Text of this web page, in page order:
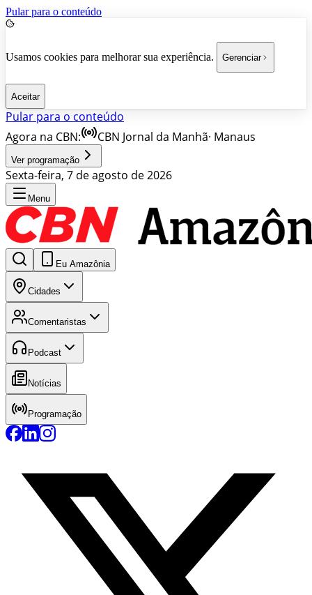
Pular para o conteúdo
Usamos cookies para melhorar sua experiência. Gerenciar
Aceitar
Pular para o conteúdo
Agora na CBN:
CBN Jornal da Manhã· Manaus
Ver programação
Sexta-feira, 7 de agosto de 2026
Menu
Eu Amazônia
Cidades
Comentaristas
Podcast
Notícias
Programação